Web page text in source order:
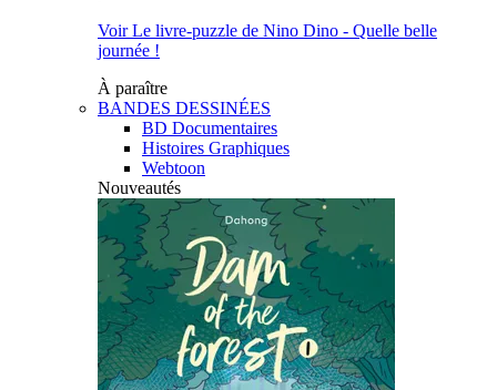
Voir Le livre-puzzle de Nino Dino - Quelle belle
journée !
À paraître
BANDES DESSINÉES
BD Documentaires
Histoires Graphiques
Webtoon
Nouveautés